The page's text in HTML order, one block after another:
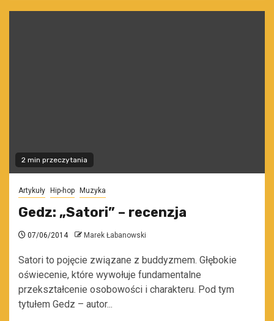
2 min przeczytania
Artykuły Hip-hop Muzyka
Gedz: „Satori” – recenzja
07/06/2014 Marek Łabanowski
Satori to pojęcie związane z buddyzmem. Głębokie
oświecenie, które wywołuje fundamentalne
przekształcenie osobowości i charakteru. Pod tym
tytułem Gedz – autor...